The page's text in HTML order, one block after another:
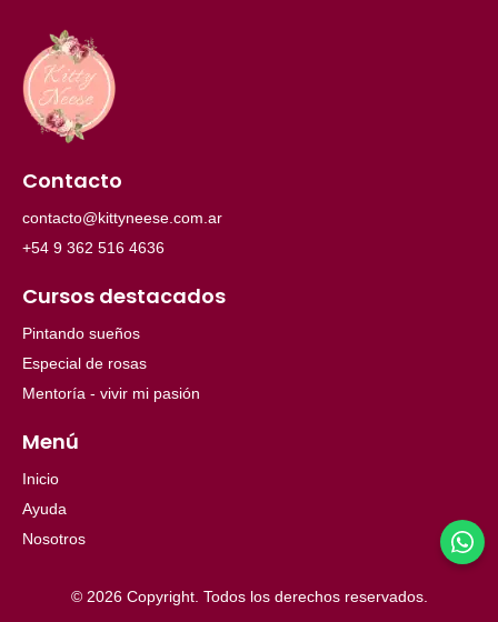
Contacto
contacto@kittyneese.com.ar
+54 9 362 516 4636
Cursos destacados
Pintando sueños
Especial de rosas
Mentoría - vivir mi pasión
Menú
Inicio
Ayuda
Nosotros
© 2026 Copyright. Todos los derechos reservados.